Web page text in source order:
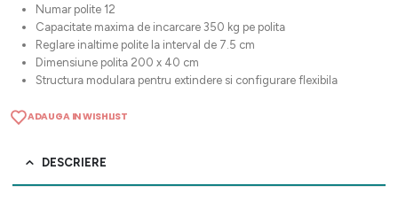
Numar polite 12
Capacitate maxima de incarcare 350 kg pe polita
Reglare inaltime polite la interval de 7.5 cm
Dimensiune polita 200 x 40 cm
Structura modulara pentru extindere si configurare flexibila
ADAUGA IN WISHLIST
DESCRIERE